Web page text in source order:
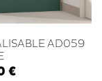
AD059
€